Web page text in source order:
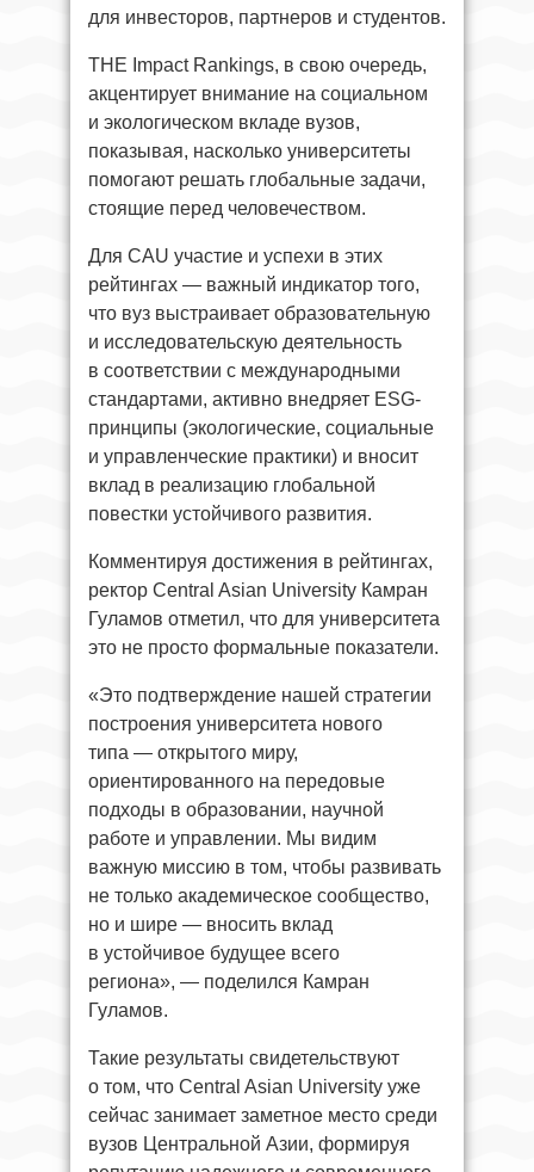
для инвесторов, партнеров и студентов.
THE Impact Rankings, в свою очередь,
акцентирует внимание на социальном
и экологическом вкладе вузов,
показывая, насколько университеты
помогают решать глобальные задачи,
стоящие перед человечеством.
Для CAU участие и успехи в этих
рейтингах — важный индикатор того,
что вуз выстраивает образовательную
и исследовательскую деятельность
в соответствии с международными
стандартами, активно внедряет ESG-
принципы (экологические, социальные
и управленческие практики) и вносит
вклад в реализацию глобальной
повестки устойчивого развития.
Комментируя достижения в рейтингах,
ректор Central Asian University Камран
Гуламов отметил, что для университета
это не просто формальные показатели.
«Это подтверждение нашей стратегии
построения университета нового
типа — открытого миру,
ориентированного на передовые
подходы в образовании, научной
работе и управлении. Мы видим
важную миссию в том, чтобы развивать
не только академическое сообщество,
но и шире — вносить вклад
в устойчивое будущее всего
региона», — поделился Камран
Гуламов.
Такие результаты свидетельствуют
о том, что Central Asian University уже
сейчас занимает заметное место среди
вузов Центральной Азии, формируя